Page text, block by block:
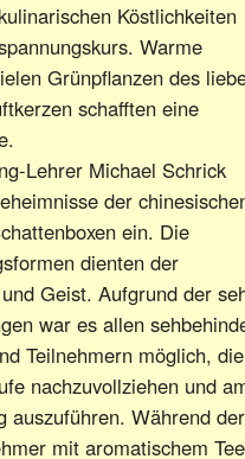
Köstlichkeiten
Warme
Grünpflanzen des
schafften eine
Lehrer Michael Schrick
der
ein. Die
dienten der
Geist. Aufgrund der
war es allen
Teilnehmern möglich, die
nachzuvollziehen und
auszuführen. Während der
mit aromatischem